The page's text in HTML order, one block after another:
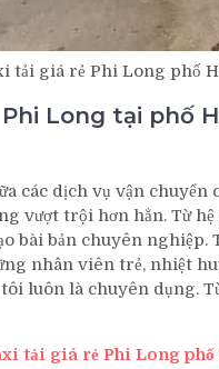
tải giá rẻ Phi Long phố
Long tại phố
các dịch vụ vận
vượt trội hơn hẳn. Từ
bài bản chuyên
nhân viên trẻ, nhiệt
luôn là chuyên dụng.
tải giá rẻ Phi Long phố